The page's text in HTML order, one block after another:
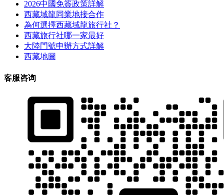
2026中國免簽政策詳解
西藏域龍同業地接合作
為何選擇西藏域龍旅行社？
西藏旅行社哪一家最好
大陸門號申辦方式詳解
西藏地圖
客服咨询